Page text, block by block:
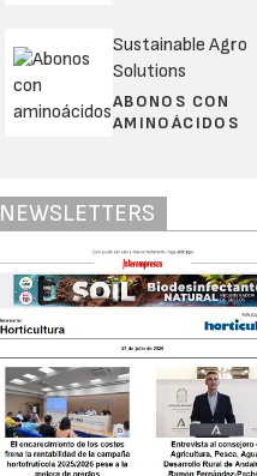
Sustainable Agro
Solutions
ABONOS CON
AMINOÁCIDOS
NEWSLETTERS